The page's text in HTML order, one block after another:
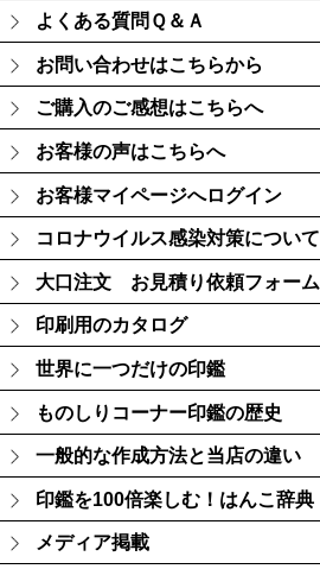
よくある質問Ｑ＆Ａ
お問い合わせはこちらから
ご購入のご感想はこちらへ
お客様の声はこちらへ
お客様マイページへログイン
コロナウイルス感染対策について
大口注文 お見積り依頼フォーム
印刷用のカタログ
世界に一つだけの印鑑
ものしりコーナー印鑑の歴史
一般的な作成方法と当店の違い
印鑑を100倍楽しむ！はんこ辞典
メディア掲載